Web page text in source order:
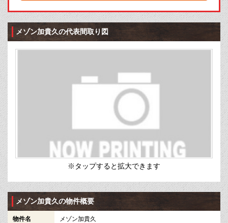
メゾン加貴久の代表間取り図
※タップすると拡大できます
メゾン加貴久の物件概要
物件名 メゾン加貴久